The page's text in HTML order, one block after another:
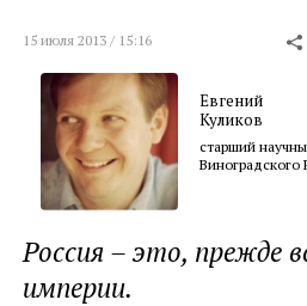
15 июля 2013 / 15:16
Евгений
Куликов
старший
Виноградского
Россия – это, прежде
империи.